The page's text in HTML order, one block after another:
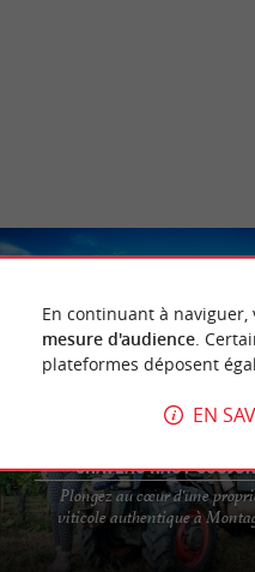
Château Haut-
Plongez au cœur d'une
viticole authentique à
Château Haut-Goujon, une expérience
œnotouristique authentique au cœur
droite bordelaise À Montagne, ...
En continuant à
mesure d'audience.
plateformes déposent
EN